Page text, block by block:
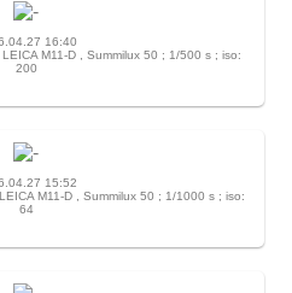
16:40
M11-D , Summilux 50 ; 1/500 s ; iso:
200
15:52
M11-D , Summilux 50 ; 1/1000 s ; iso:
64